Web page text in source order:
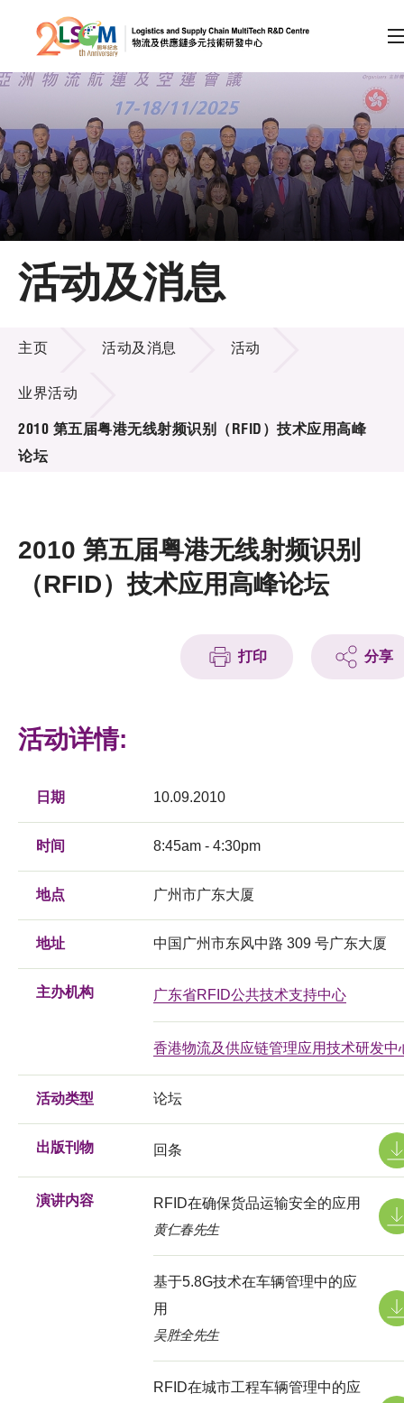
跳到内容（按回车键）
会员登录
A A EN 繁 简
主页
关于LSCM
技术商品化
项目及资助计划
活动及消息
新闻中心
活动及消息
活动及消息
主页 活动及消息 活动
业界活动
2010 第五届粤港无线射频识别（RFID）技术应用高峰
论坛
2010 第五届粤港无线射频识别
（RFID）技术应用高峰论坛
打印 分享
活动详情:
日期 10.09.2010
时间 8:45am - 4:30pm
地点 广州市广东大厦
地址 中国广州市东风中路 309 号广东大厦
主办机构 广东省RFID公共技术支持中心
香港物流及供应链管理应用技术研发中
活动类型 论坛
出版刊物 回条
演讲内容
RFID在确保货品运输安全的应用
黄仁春先生
基于5.8G技术在车辆管理中的应
用
吴胜全先生
RFID在城市工程车辆管理中的应